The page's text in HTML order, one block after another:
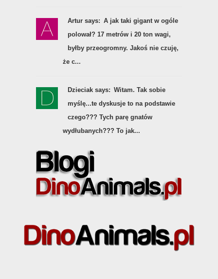
Artur says: A jak taki gigant w ogóle
polował? 17 metrów i 20 ton wagi,
byłby przeogromny. Jakoś nie czuję,
że c...
Dzieciak says: Witam. Tak sobie
myślę...te dyskusje to na podstawie
czego??? Tych parę gnatów
wydłubanych??? To jak...